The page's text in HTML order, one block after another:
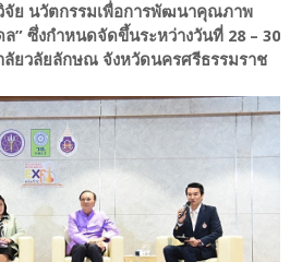
จัย นวัตกรรมเพื่อการพัฒนาคุณภาพ
” ซึ่งกำหนดจัดขึ้นระหว่างวันที่ 28 – 30
ยวลัยลักษณ จังหวัดนครศรีธรรมราช